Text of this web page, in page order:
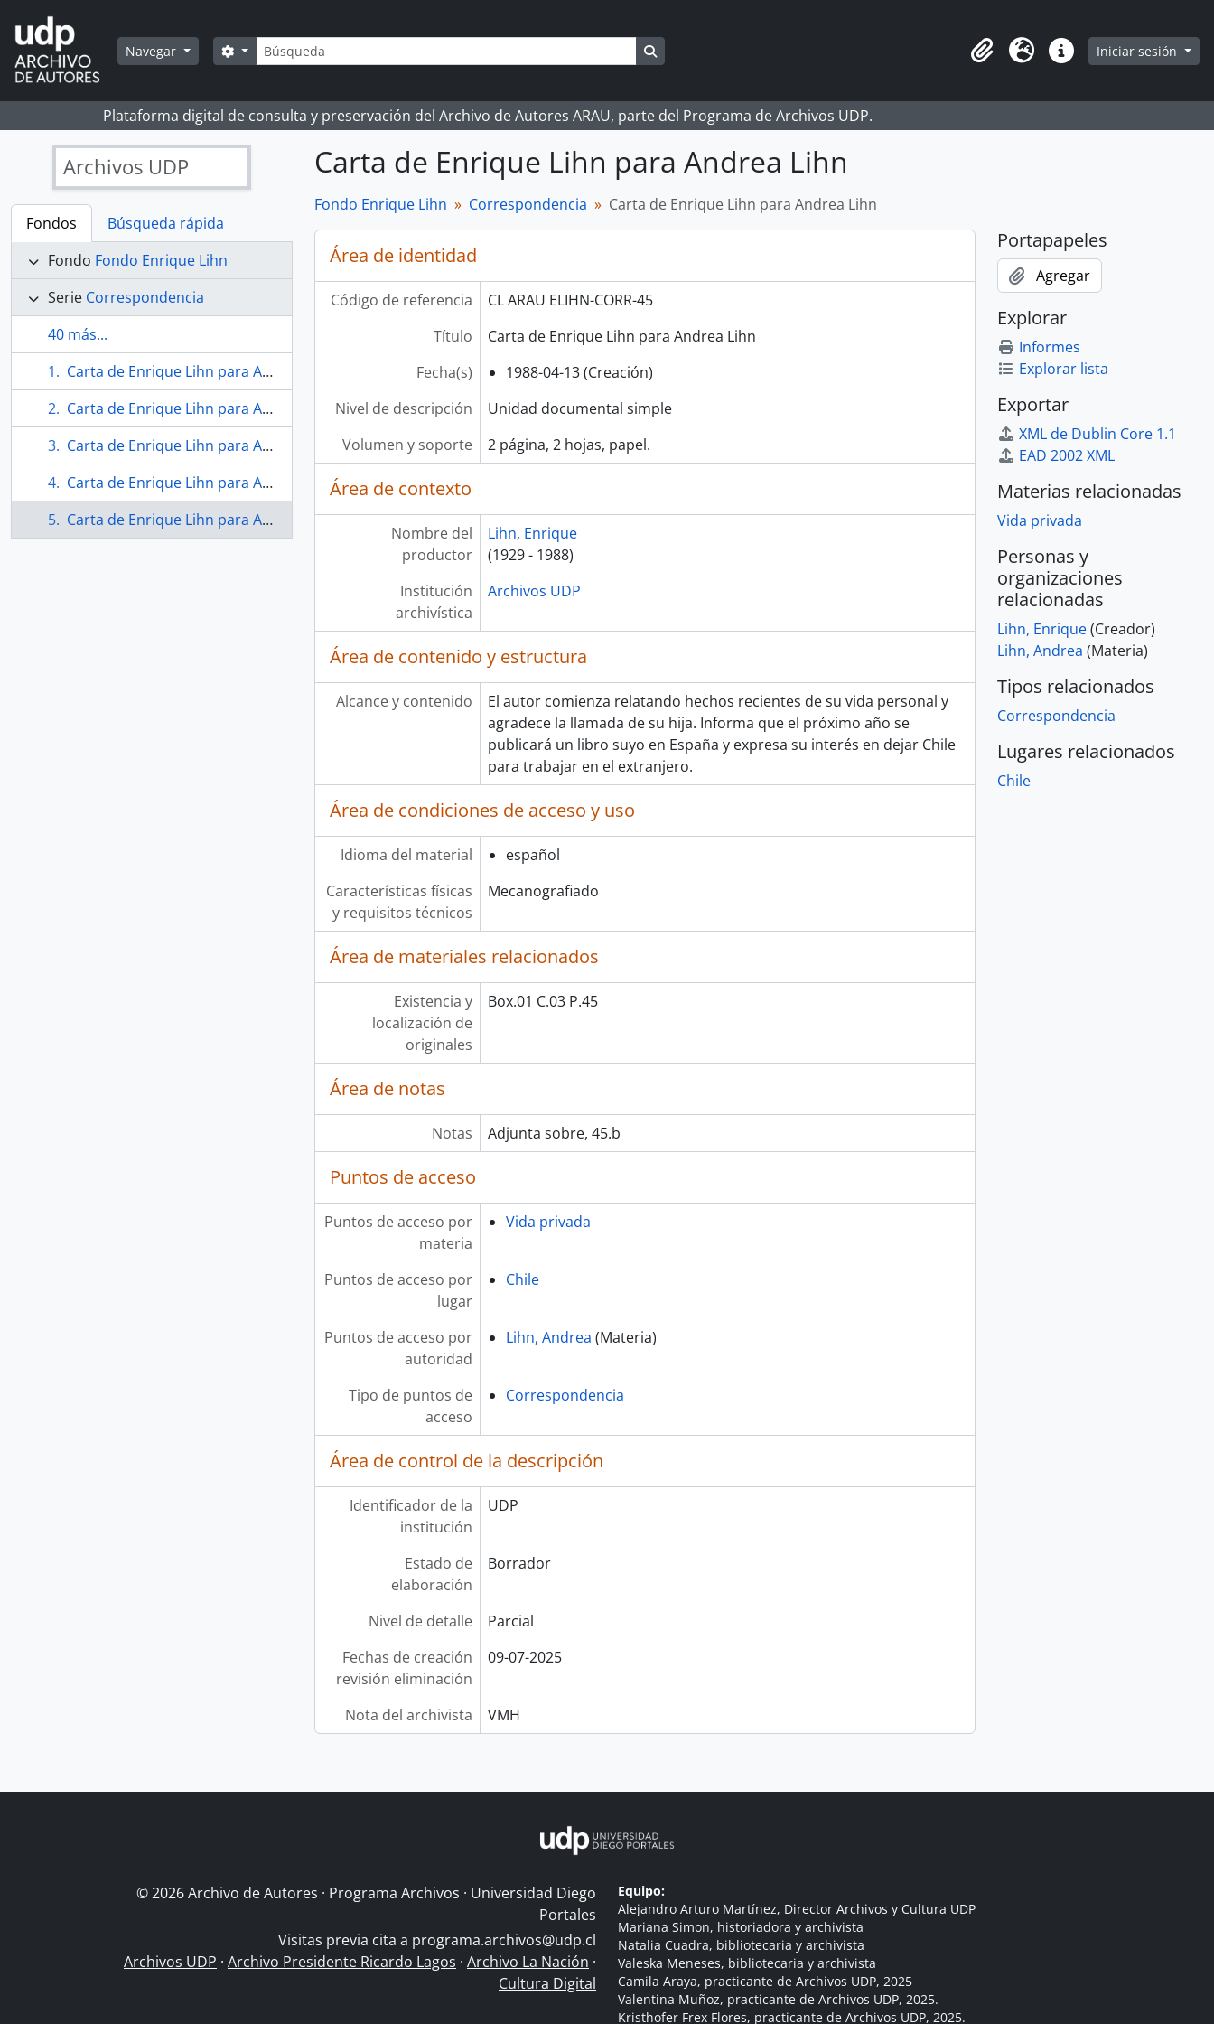
Skip to main content
Navegar Búsqueda
Search options
Portapapeles
Idioma Enlaces rápidos
Iniciar sesión
Plataforma digital de consulta y preservación del Archivo de Autores ARAU, parte del Programa de Archivos UDP.
Archivos UDP
Fondos
Búsqueda rápida
Fondo Fondo Enrique Lihn
Serie Correspondencia
40 más...
Carta de Enrique Lihn para Andrea Lihn
Carta de Enrique Lihn para Andrea Lihn
Carta de Enrique Lihn para Andrea Lihn
Carta de Enrique Lihn para Andrea Lihn
Carta de Enrique Lihn para Andrea Lihn
Carta de Enrique Lihn para Andrea Lihn
Fondo Enrique Lihn Correspondencia Carta de Enrique Lihn para Andrea Lihn
Área de identidad
Código de referencia
CL ARAU ELIHN-CORR-45
Título
Carta de Enrique Lihn para Andrea Lihn
Fecha(s)
1988-04-13 (Creación)
Nivel de descripción
Unidad documental simple
Volumen y soporte
2 página, 2 hojas, papel.
Área de contexto
Nombre del
productor
Lihn, Enrique
(1929 - 1988)
Institución
archivística
Archivos UDP
Área de contenido y estructura
Alcance y contenido
El autor comienza relatando hechos recientes de su vida personal y
agradece la llamada de su hija. Informa que el próximo año se
publicará un libro suyo en España y expresa su interés en dejar Chile
para trabajar en el extranjero.
Área de condiciones de acceso y uso
Idioma del material
español
Características físicas
y requisitos técnicos
Mecanografiado
Área de materiales relacionados
Existencia y
localización de
originales
Box.01 C.03 P.45
Área de notas
Notas Adjunta sobre, 45.b
Puntos de acceso
Puntos de acceso por
materia
Vida privada
Puntos de acceso por
lugar
Chile
Puntos de acceso por
autoridad
Lihn, Andrea (Materia)
Tipo de puntos de
acceso
Correspondencia
Área de control de la descripción
Identificador de la
institución
UDP
Estado de
elaboración
Borrador
Nivel de detalle
Parcial
Fechas de creación
revisión eliminación
09-07-2025
Nota del archivista VMH
Portapapeles
Agregar
Explorar
Informes
Explorar lista
Exportar
XML de Dublin Core 1.1
EAD 2002 XML
Materias relacionadas
Vida privada
Personas y
organizaciones
relacionadas
Lihn, Enrique(Creador)
Lihn, Andrea (Materia)
Tipos relacionados
Correspondencia
Lugares relacionados
Chile
© 2026 Archivo de Autores · Programa Archivos · Universidad Diego
Portales
Visitas previa cita a programa.archivos@udp.cl
Archivos UDP · Archivo Presidente Ricardo Lagos · Archivo La Nación ·
Cultura Digital
Equipo:
Alejandro Arturo Martínez, Director Archivos y Cultura UDP
Mariana Simon, historiadora y archivista
Natalia Cuadra, bibliotecaria y archivista
Valeska Meneses, bibliotecaria y archivista
Camila Araya, practicante de Archivos UDP, 2025
Valentina Muñoz, practicante de Archivos UDP, 2025.
Kristhofer Frex Flores, practicante de Archivos UDP, 2025.